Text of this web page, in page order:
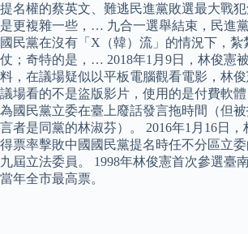
提名權的蔡英文、難逃民進黨敗選最大戰
是更複雜一些，… 九合一選舉結束，民進
國民黨在沒有「X（韓）流」的情況下，紮
仗；奇特的是，… 2018年1月9日，林俊憲
料，在議場疑似以平板電腦觀看電影，林
議場看的不是盜版影片，使用的是付費軟
為國民黨立委在臺上廢話發言拖時間（但
言者是同黨的林淑芬）。 2016年1月16日，
得票率擊敗中國國民黨提名時任不分區立
九屆立法委員。 1998年林俊憲首次參選臺
當年全市最高票。